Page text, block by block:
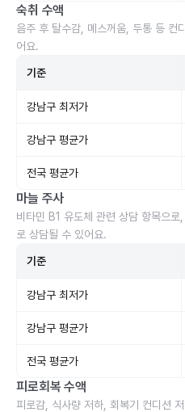
숙취 수액
음주 후 탈수감, 메스꺼움, 두통 등 컨
어요.
기준
강남구 최저가
강남구 평균가
전국 평균가
마늘 주사
비타민 B1 유도체 관련 상담 항목으
로 상담될 수 있어요.
기준
강남구 최저가
강남구 평균가
전국 평균가
피로회복 수액
피로감, 식사량 저하, 회복기 컨디션